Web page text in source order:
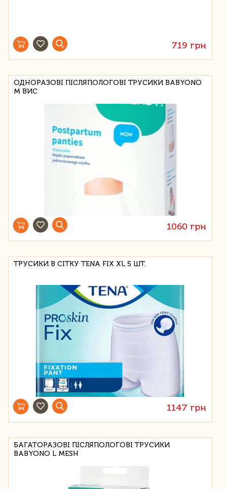
719 грн
ОДНОРАЗОВІ ПІСЛЯПОЛОГОВІ ТРУСИКИ BABYONO
M ВИС
1060 грн
ТРУСИКИ В СІТКУ TENA FIX XL 5 ШТ.
1147 грн
БАГАТОРАЗОВІ ПІСЛЯПОЛОГОВІ ТРУСИКИ
BABYONO L MESH